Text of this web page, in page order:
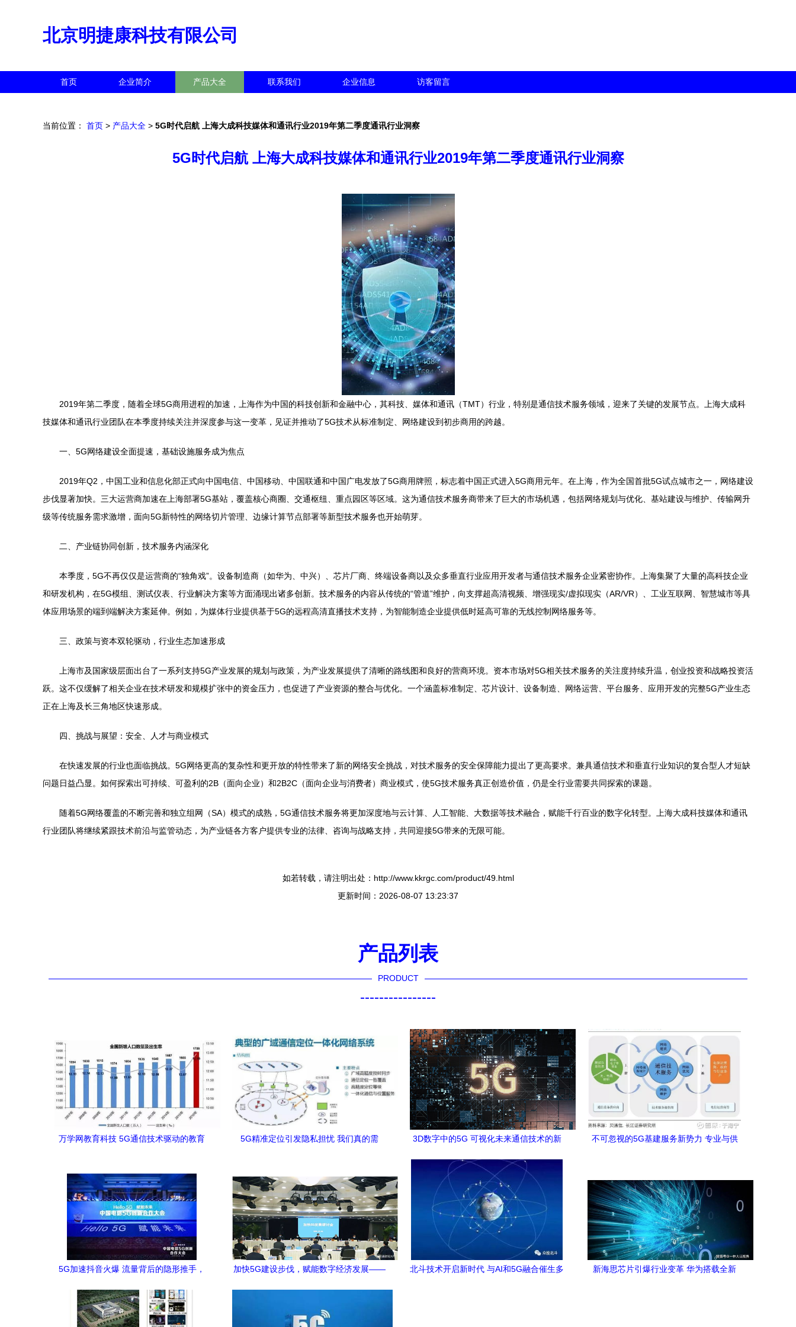
北京明捷康科技有限公司
首页 企业简介 产品大全 联系我们 企业信息 访客留言
当前位置： 首页 > 产品大全 > 5G时代启航 上海大成科技媒体和通讯行业2019年第二季度通讯行业洞察
5G时代启航 上海大成科技媒体和通讯行业2019年第二季度通讯行业洞察
2019年第二季度，随着全球5G商用进程的加速，上海作为中国的科技创新和金融中心，其科技、媒体和通讯（TMT）行业，特别是通信技术服务领域，迎来了关键的发展节点。上海大成科
技媒体和通讯行业团队在本季度持续关注并深度参与这一变革，见证并推动了5G技术从标准制定、网络建设到初步商用的跨越。
一、5G网络建设全面提速，基础设施服务成为焦点
2019年Q2，中国工业和信息化部正式向中国电信、中国移动、中国联通和中国广电发放了5G商用牌照，标志着中国正式进入5G商用元年。在上海，作为全国首批5G试点城市之一，网络建设
步伐显著加快。三大运营商加速在上海部署5G基站，覆盖核心商圈、交通枢纽、重点园区等区域。这为通信技术服务商带来了巨大的市场机遇，包括网络规划与优化、基站建设与维护、传输网升
级等传统服务需求激增，面向5G新特性的网络切片管理、边缘计算节点部署等新型技术服务也开始萌芽。
二、产业链协同创新，技术服务内涵深化
本季度，5G不再仅仅是运营商的“独角戏”。设备制造商（如华为、中兴）、芯片厂商、终端设备商以及众多垂直行业应用开发者与通信技术服务企业紧密协作。上海集聚了大量的高科技企业
和研发机构，在5G模组、测试仪表、行业解决方案等方面涌现出诸多创新。技术服务的内容从传统的“管道”维护，向支撑超高清视频、增强现实/虚拟现实（AR/VR）、工业互联网、智慧城市等具
体应用场景的端到端解决方案延伸。例如，为媒体行业提供基于5G的远程高清直播技术支持，为智能制造企业提供低时延高可靠的无线控制网络服务等。
三、政策与资本双轮驱动，行业生态加速形成
上海市及国家级层面出台了一系列支持5G产业发展的规划与政策，为产业发展提供了清晰的路线图和良好的营商环境。资本市场对5G相关技术服务的关注度持续升温，创业投资和战略投资活
跃。这不仅缓解了相关企业在技术研发和规模扩张中的资金压力，也促进了产业资源的整合与优化。一个涵盖标准制定、芯片设计、设备制造、网络运营、平台服务、应用开发的完整5G产业生态
正在上海及长三角地区快速形成。
四、挑战与展望：安全、人才与商业模式
在快速发展的行业也面临挑战。5G网络更高的复杂性和更开放的特性带来了新的网络安全挑战，对技术服务的安全保障能力提出了更高要求。兼具通信技术和垂直行业知识的复合型人才短缺
问题日益凸显。如何探索出可持续、可盈利的2B（面向企业）和2B2C（面向企业与消费者）商业模式，使5G技术服务真正创造价值，仍是全行业需要共同探索的课题。
随着5G网络覆盖的不断完善和独立组网（SA）模式的成熟，5G通信技术服务将更加深度地与云计算、人工智能、大数据等技术融合，赋能千行百业的数字化转型。上海大成科技媒体和通讯
行业团队将继续紧跟技术前沿与监管动态，为产业链各方客户提供专业的法律、咨询与战略支持，共同迎接5G带来的无限可能。
如若转载，请注明出处：http://www.kkrgc.com/product/49.html
更新时间：2026-08-07 13:23:37
产品列表
PRODUCT
----------------
万学网教育科技 5G通信技术驱动的教育
5G精准定位引发隐私担忧 我们真的需
3D数字中的5G 可视化未来通信技术的新
不可忽视的5G基建服务新势力 专业与供
5G加速抖音火爆 流量背后的隐形推手，
加快5G建设步伐，赋能数字经济发展——
北斗技术开启新时代 与AI和5G融合催生多
新海思芯片引爆行业变革 华为搭载全新